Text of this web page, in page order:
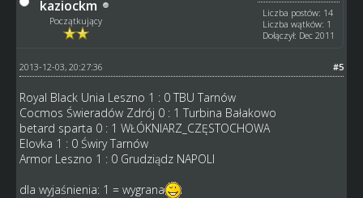
kaziockm
Początkujący
Liczba postów: 14
Liczba wątków: 1
Dołączył: Dec 2011
#5
2013-12-03, 20:27:36
Royal Black Unia Leszno 1 : 0 TBU Tarnów
Cocmos Świeradów Zdrój 0 : 1 Turbina Bałakowo
betard sparta 0 : 1 WŁÓKNIARZ_CZĘSTOCHOWA
Elovka 1 : 0 Świry Tarnów
Armor Leszno 1 : 0 Grudziądz NAPOLI
dla wyjaśnienia: 1 = wygrana